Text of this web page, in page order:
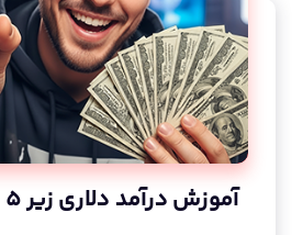
آموزش درآمد دلاری زیر 5 ماه با یوتیوب